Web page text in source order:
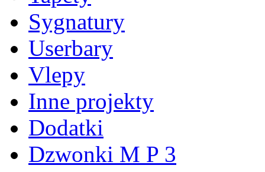
Sygnatury
Userbary
Vlepy
Inne projekty
Dodatki
Dzwonki M P 3